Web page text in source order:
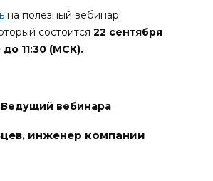
на полезный вебинар
состоится 22 сентября
до 11:30 (МСК).
Ведущий вебинара
инженер компании